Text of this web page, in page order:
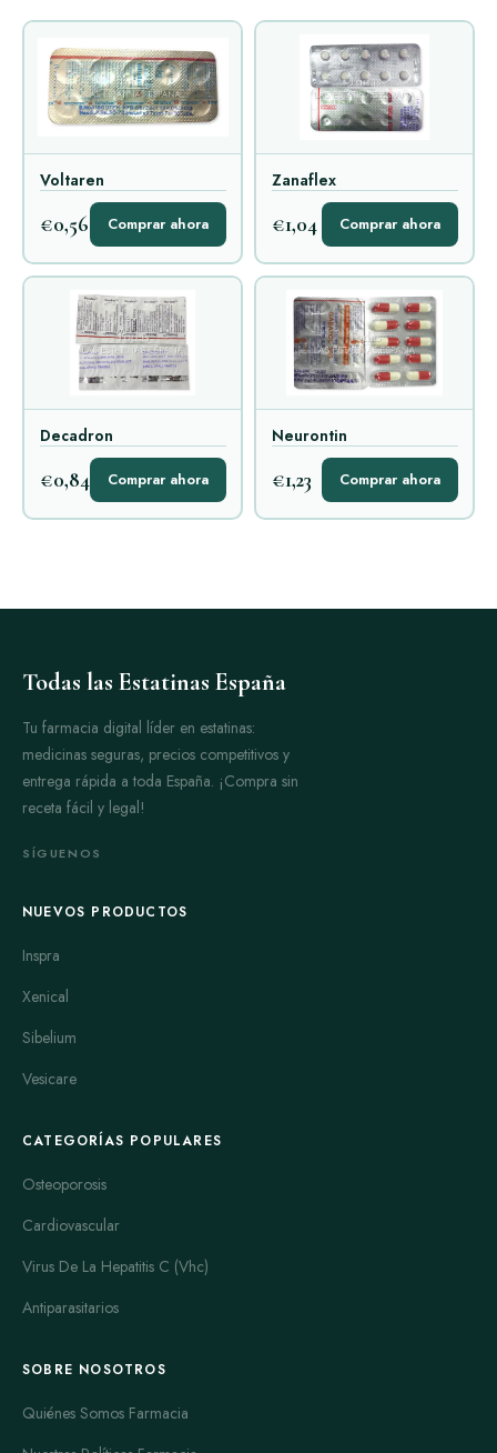
Voltaren
€0,56 Comprar ahora
Zanaflex
€1,04 Comprar ahora
Decadron
€0,84 Comprar ahora
Neurontin
€1,23 Comprar ahora
Todas las Estatinas España
Tu farmacia digital líder en estatinas:
medicinas seguras, precios competitivos y
entrega rápida a toda España. ¡Compra sin
receta fácil y legal!
SÍGUENOS
NUEVOS PRODUCTOS
Inspra
Xenical
Sibelium
Vesicare
CATEGORÍAS POPULARES
Osteoporosis
Cardiovascular
Virus De La Hepatitis C (Vhc)
Antiparasitarios
SOBRE NOSOTROS
Quiénes Somos Farmacia